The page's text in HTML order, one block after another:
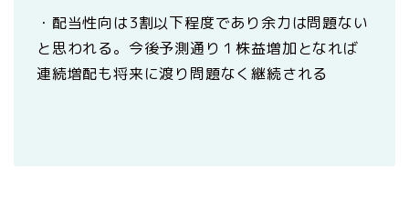
・配当性向は3割以下程度であり余力は問題ない
と思われる。今後予測通り１株益増加となれば
連続増配も将来に渡り問題なく継続される